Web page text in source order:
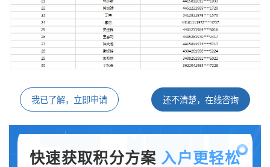
我已了解，立即申请 还不清楚，在线咨询
快速获取积分方案 入户更轻松